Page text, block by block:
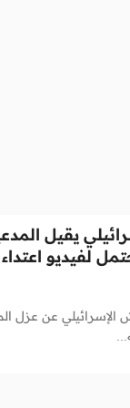
يقيل
لفيديو
الإسرائيلي عن عزل